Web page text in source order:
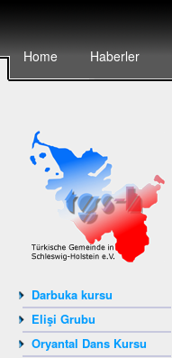
Home Haberler
Darbuka kursu
Elişi Grubu
Oryantal Dans Kursu